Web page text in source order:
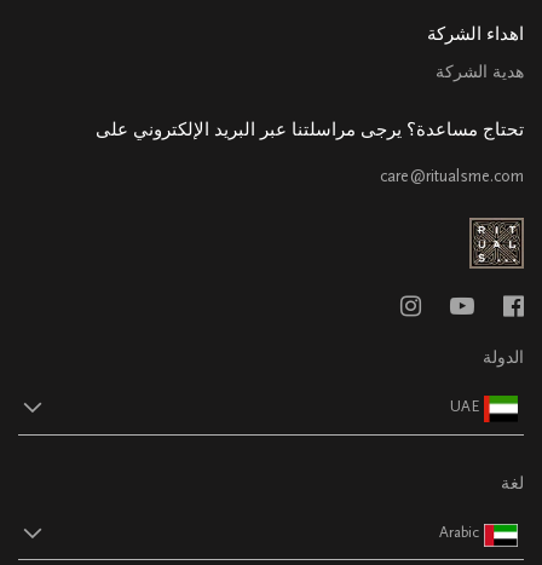
اهداء الشركة
هدية الشركة
تحتاج مساعدة؟ يرجى مراسلتنا عبر البريد الإلكتروني على
care@ritualsme.com
الدولة
UAE
لغة
Arabic